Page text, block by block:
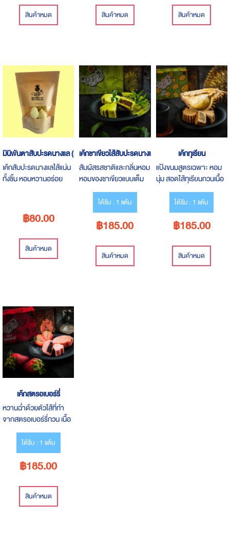
สินค้าหมด สินค้าหมด สินค้าหมด
มินิพันตาสับปะรดนางแล (แบบซอง)
เค้กสับปะรดนางแลไส้แน่น
ทั้งชิ้น หอมหวานอร่อย
฿80.00
สินค้าหมด
เค้กชาเขียวไส้สับปะรดนางแล
สัมผัสรสชาติและกลิ่นหอม
หอมของชาเขียวแบบเต็ม
เต็มคำ ผสานกับไส้
สับปะรดนางแล
ได้รับ : 1 แต้ม
฿185.00
สินค้าหมด
เค้กทุเรียน
แป้งขนมสูตรเฉพาะ หอม
นุ่ม สอดไส้ทุเรียนกวนเนื้อ
แน่น เอาใจเหล่าคนรัก
ได้รับ : 1 แต้ม
฿185.00
สินค้าหมด
เค้กสตรอเบอร์รี่
หวานฉ่ำด้วยตัวไส้ที่ทำ
จากสตรอเบอร์รี่กวน เนื้อ
พรีเมี่ยม ให้รสชาติหวาน
อมเปรี้ยวนิดๆ กำลังดี
ได้รับ : 1 แต้ม
฿185.00
สินค้าหมด